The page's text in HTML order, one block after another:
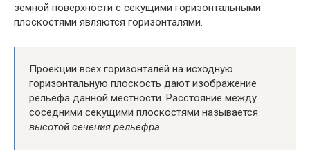
земной поверхности с секущими горизонтальными
плоскостями являются горизонталями.
Проекции всех горизонталей на исходную
горизонтальную плоскость дают изображение
рельефа данной местности. Расстояние между
соседними секущими плоскостями называется
высотой сечения рельефра.